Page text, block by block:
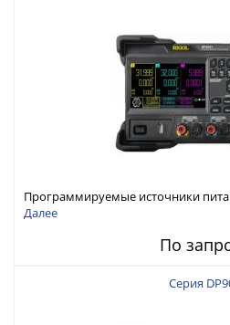
Программируемые источники
мощностью 222 Вт, 3 канала
Далее
По
Серия